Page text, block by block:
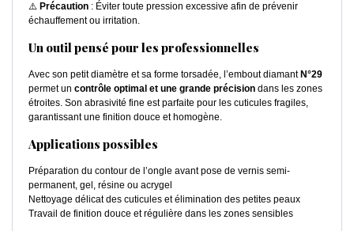
⚠️ Précaution : Éviter toute pression excessive afin de prévenir
échauffement ou irritation.
Un outil pensé pour les professionnelles
Avec son petit diamètre et sa forme torsadée, l’embout diamant N°29
permet un contrôle optimal et une grande précision dans les zones
étroites. Son abrasivité fine est parfaite pour les cuticules fragiles,
garantissant une finition douce et homogène.
Applications possibles
Préparation du contour de l’ongle avant pose de vernis semi-
permanent, gel, résine ou acrygel
Nettoyage délicat des cuticules et élimination des petites peaux
Travail de finition douce et régulière dans les zones sensibles